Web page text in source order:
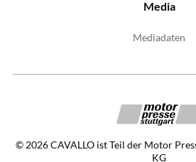
Media
Mediadaten
©2026CAVALLO ist Teil der Motor
KG